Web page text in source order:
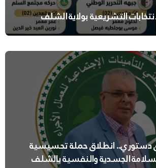
التشريعية بولاية الشلف
دستوري.. انطلاق حملة تحسيسية
الجسدية والنفسية بالشلف